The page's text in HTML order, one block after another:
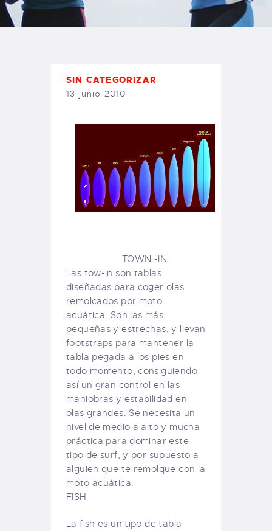
TIENDA FAMILY SURFERS
WEBCAM SALINAS
SIN CATEGORIZAR
13 junio 2010
TOWN -IN
Las tow-in son tablas
diseñadas para coger olas
remolcados por moto
acuática. Son las más
pequeñas y estrechas, y llevan
footstraps para mantener la
tabla pegada a los pies en
todo momento, consiguiendo
así un gran control en las
maniobras y estabilidad en
olas grandes. Se necesita un
nivel de medio a alto y mucha
práctica para dominar este
tipo de surf, y por supuesto a
alguien que te remolque con la
moto acuática.
FISH
La fish es un tipo de tabla